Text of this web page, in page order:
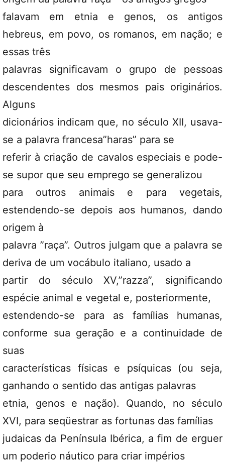
falavam em etnia e genos, os antigos
hebreus, em povo, os romanos, em nação; e
essas três
palavras significavam o grupo de pessoas
descendentes dos mesmos pais originários.
Alguns
dicionários indicam que, no século XII, usava-
se a palavra francesa”haras” para se
referir à criação de cavalos especiais e pode-
se supor que seu emprego se generalizou
para outros animais e para vegetais,
estendendo-se depois aos humanos, dando
origem à
palavra ”raça”. Outros julgam que a palavra se
deriva de um vocábulo italiano, usado a
partir do século XV,”razza”, significando
espécie animal e vegetal e, posteriormente,
estendendo-se para as famílias humanas,
conforme sua geração e a continuidade de
suas
características físicas e psíquicas (ou seja,
ganhando o sentido das antigas palavras
etnia, genos e nação). Quando, no século
XVI, para seqüestrar as fortunas das famílias
judaicas da Península Ibérica, a fim de erguer
um poderio náutico para criar impérios